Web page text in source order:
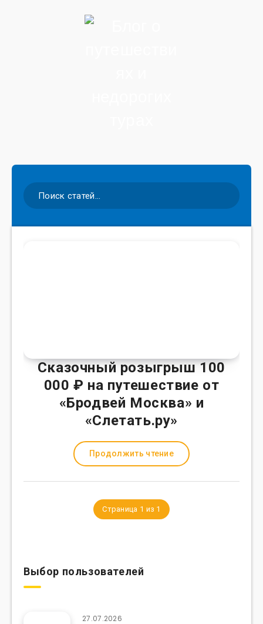
Сказочный розыгрыш 100
000 ₽ на путешествие от
«Бродвей Москва» и
«Слетать.ру»
Продолжить чтение
Страница 1 из 1
Выбор пользователей
27.07.2026